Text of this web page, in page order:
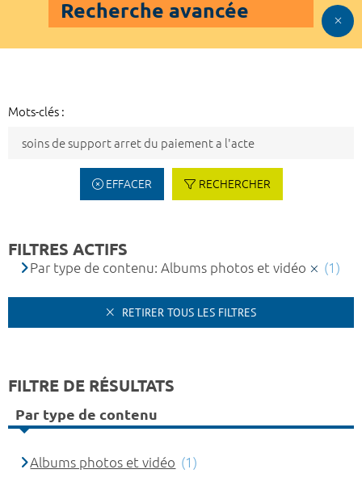
Recherche avancée
Mots-clés :
EFFACER RECHERCHER
FILTRES ACTIFS
Par type de contenu: Albums photos et vidéo (1)
RETIRER TOUS LES FILTRES
FILTRE DE RÉSULTATS
Par type de contenu
Albums photos et vidéo (1)